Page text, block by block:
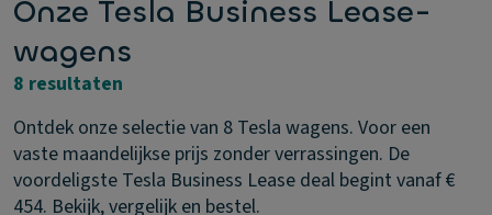
Onze Tesla Business Lease-
wagens
8 resultaten
Ontdek onze selectie van 8 Tesla wagens. Voor een
vaste maandelijkse prijs zonder verrassingen. De
voordeligste Tesla Business Lease deal begint vanaf €
454. Bekijk, vergelijk en bestel.